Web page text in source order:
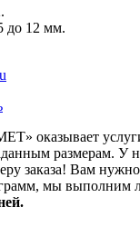
до 12 мм.
оказывает
размерам. У
заказа! Вам
мы выполним